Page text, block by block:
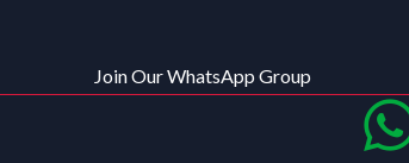
Join Our WhatsApp Group